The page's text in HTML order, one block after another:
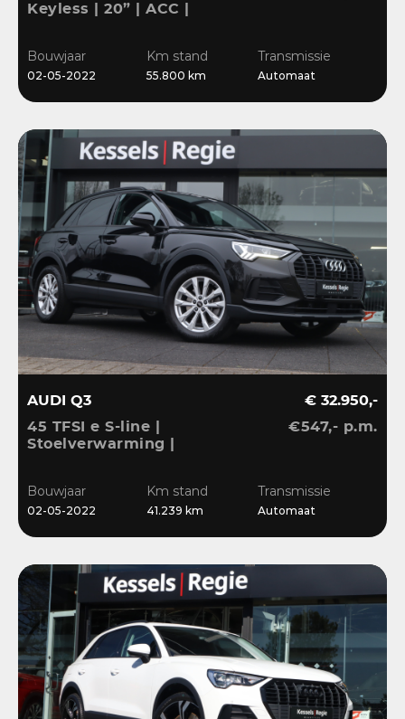
Keyless | 20” | ACC |
Bouwjaar
02-05-2022
Km stand
55.800 km
Transmissie
Automaat
AUDI Q3
45 TFSI e S-line |
Stoelverwarming |
€ 32.950,-
€547,- p.m.
Bouwjaar
02-05-2022
Km stand
41.239 km
Transmissie
Automaat